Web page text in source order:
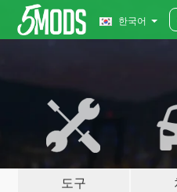
한국어
도구